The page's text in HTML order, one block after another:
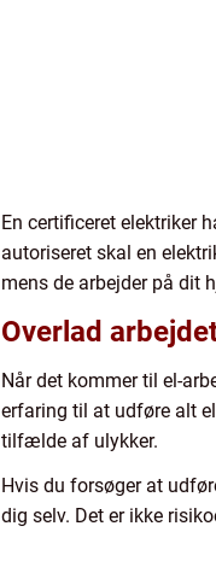
En certificeret elektriker
autoriseret skal en
mens de arbejder på dit
Overlad
Når det kommer til el-
erfaring til at udføre alt
tilfælde af ulykker.
Hvis du forsøger at
dig selv. Det er ikke